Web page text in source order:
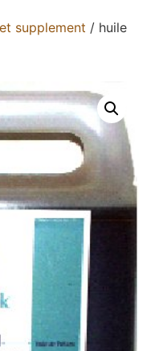
supplement / huile